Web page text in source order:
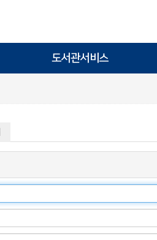
도서관서비스